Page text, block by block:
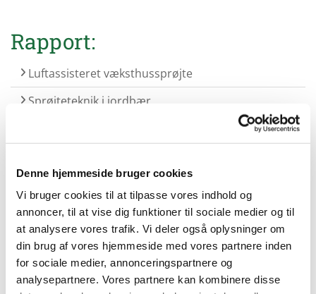
Denne hjemmeside bruger cookies
Vi bruger cookies til at tilpasse vores indhold og
annoncer, til at vise dig funktioner til sociale medier og til
at analysere vores trafik. Vi deler også oplysninger om
din brug af vores hjemmeside med vores partnere inden
for sociale medier, annonceringspartnere og
analysepartnere. Vores partnere kan kombinere disse
Rapport:
Luftassisteret væksthussprøjte
Sprøjteteknik i jordbær
Rapport over tilgængelig præcisionsteknik /
sprøjteteknik i frugtavl
Notat:
Afprøvning af luftassisteret sprøjte
Artikler: